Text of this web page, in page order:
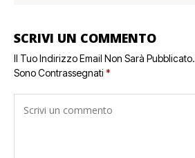
SCRIVI UN COMMENTO
Il Tuo Indirizzo Email Non Sarà Pubblicato.
Sono Contrassegnati *